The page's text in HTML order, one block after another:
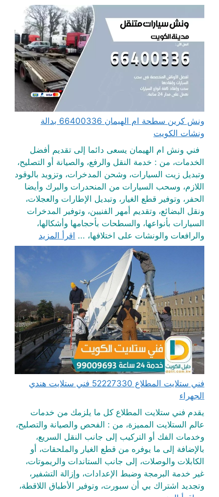
ونش كرين سطحة ام الهيمان 66400336 بدالة
ونشات الكويت
فني ونش ام الهيمان يسعى دائما إلى تقديم أفضل
الخدمات، من : خدمة النقل والرفع، والصيانة أو التصليح،
وتبديل زيت السيارات، وشحن المدخرات، وتزويد بالوقود
اللازم، وسحب السيارات من المنحدرات والبرك وأيضا
الحفر، وتوفير قطع الغيار، وتبديل الإطارات والعجلات،
ونقل البضائع، وتقديم أمهر الفنيين، وتوفير المدخرات
السيارات بأنواعها، والسطحات بأحجامها وأشكالها،
والرافعات والونشات على اختلافها، ... اقرأ المزيد
فني ستلايت المطلاع 52227330 فني ستلايت هندي
الجهراء
يقدم فني ستلايت المطلاع كل ما يلزمك من خدمات
عالم الستلايت المميزة، من : الفحص والصيانة والتصليح،
وخدمات الفك أو التركيب إلى جانب النقل السريع،
بالإضافة إلى ما يوفره من قطع الغيار والملحقات، أو
الكابلات والوصلات، إلى جانب الستاندات والريموتات،
غير خدمة البرمجة وضبط الإعدادات، وإزالة التشفير،
وتجديد اشتراك بي أن سبورت، وتوفير الأطباق اللاقطة،